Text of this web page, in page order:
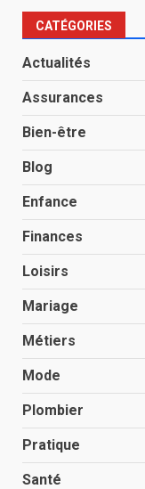
CATÉGORIES
Actualités
Assurances
Bien-être
Blog
Enfance
Finances
Loisirs
Mariage
Métiers
Mode
Plombier
Pratique
Santé